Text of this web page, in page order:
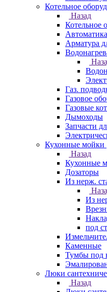
Котельное
Назад
Котельное
Автоматика
Арматура
Газ.
Газовое
Газовые
Дымоходы
Запчасти
Кухонные мойки
Назад
Кухонные
Дозаторы
Из нерж.
Из
под
Каменные
Тумбы под
Люки
Назад